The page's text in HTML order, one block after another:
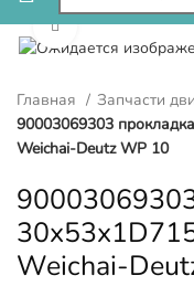
Нажмите, чтобы
Главная
Запчасти
90003069303
Weichai-Deutz WP 10
Weichai-